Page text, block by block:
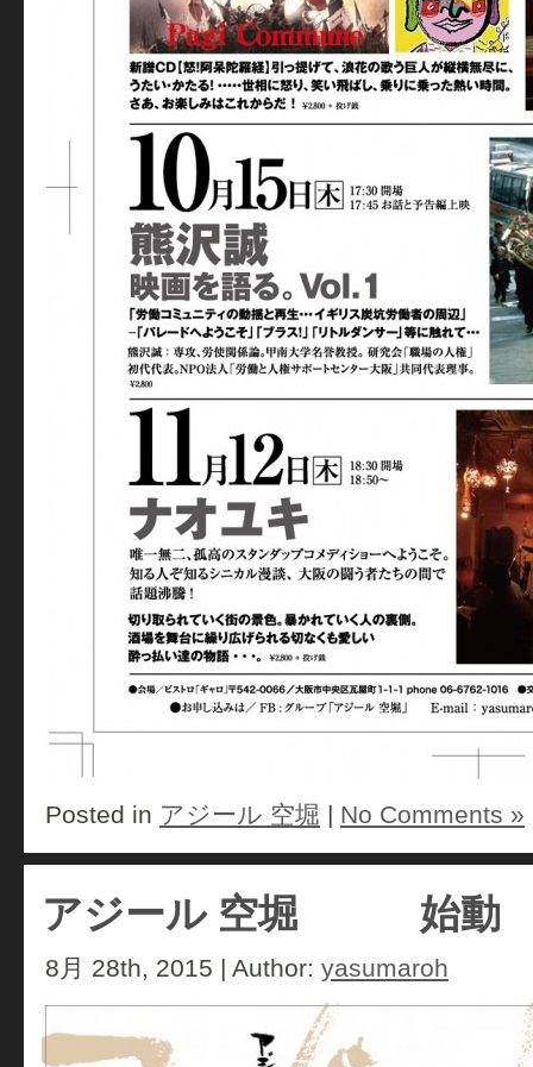
Posted in アジール 空堀 | No Comments »
アジール 空堀 始動
8月 28th, 2015 | Author: yasumaroh